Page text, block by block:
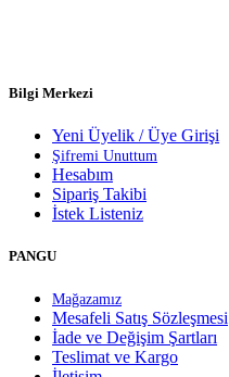
Bilgi Merkezi
Yeni Üyelik / Üye Girişi
Şifremi Unuttum
Hesabım
Sipariş Takibi
İstek Listeniz
PANGU
Mağazamız
Mesafeli Satış Sözleşmesi
İade ve Değişim Şartları
Teslimat ve Kargo